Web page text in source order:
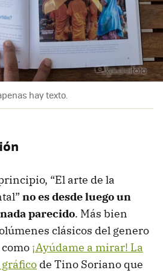
hay texto.
“El arte de la
no es desde luego un
parecido. Más bien
clásicos del genero
¡Ayúdame a mirar! La
de Tino Soriano que